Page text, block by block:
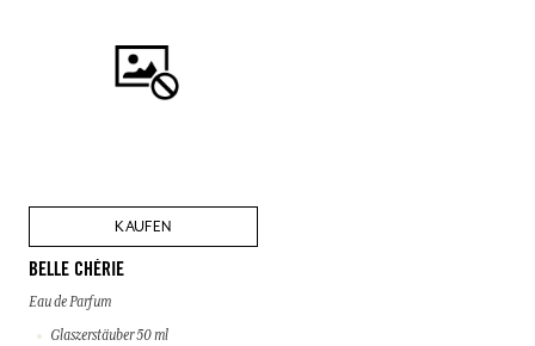
KAUFEN
BELLE CHÉRIE
Eau de Parfum
Glaszerstäuber 50 ml